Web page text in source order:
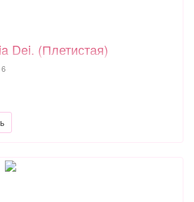
Dei. (Плетистая)